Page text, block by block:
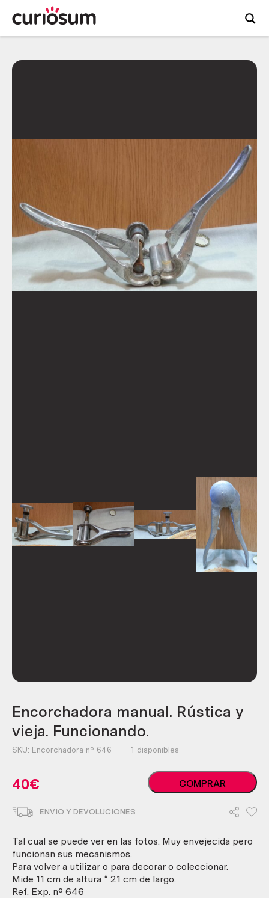
Encorchadora manual. Rústica y
vieja. Funcionando.
SKU: Encorchadora nº 646 1 disponibles
40€
Encorchadora
manual.
Funcionando.
COMPRAR
ENVIO Y DEVOLUCIONES
Tal cual se puede ver en las fotos. Muy envejecida pero
funcionan sus mecanismos.
Para volver a utilizar o para decorar o coleccionar.
Mide 11 cm de altura * 21 cm de largo.
Ref. Exp. nº 646